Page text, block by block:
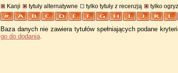
Kanji tytuły alternatywne tylko tytuły z recenzją tylko
Baza danych nie zawiera tytułów spełniających podane
go do dodania.